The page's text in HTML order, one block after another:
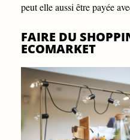
peut elle aussi être payée
FAIRE DU
ECOMARKET